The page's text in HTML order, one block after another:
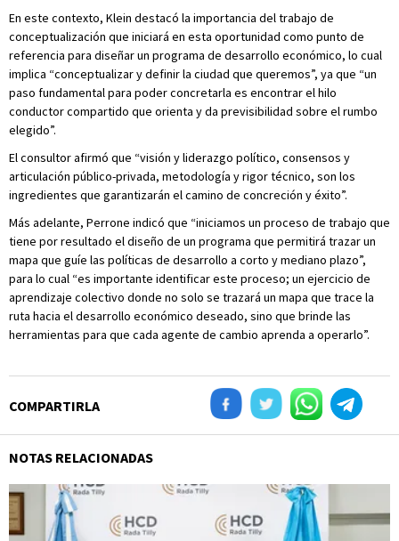
En este contexto, Klein destacó la importancia del trabajo de
conceptualización que iniciará en esta oportunidad como punto de
referencia para diseñar un programa de desarrollo económico, lo cual
implica “conceptualizar y definir la ciudad que queremos”, ya que “un
paso fundamental para poder concretarla es encontrar el hilo
conductor compartido que orienta y da previsibilidad sobre el rumbo
elegido”.
El consultor afirmó que “visión y liderazgo político, consensos y
articulación público-privada, metodología y rigor técnico, son los
ingredientes que garantizarán el camino de concreción y éxito”.
Más adelante, Perrone indicó que “iniciamos un proceso de trabajo que
tiene por resultado el diseño de un programa que permitirá trazar un
mapa que guíe las políticas de desarrollo a corto y mediano plazo”,
para lo cual “es importante identificar este proceso; un ejercicio de
aprendizaje colectivo donde no solo se trazará un mapa que trace la
ruta hacia el desarrollo económico deseado, sino que brinde las
herramientas para que cada agente de cambio aprenda a operarlo”.
COMPARTIRLA
NOTAS RELACIONADAS